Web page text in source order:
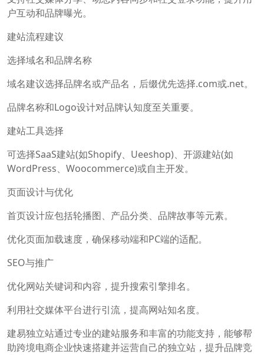
户互动和品牌曝光。
建站流程建议
选择域名和品牌名称
域名建议选择品牌名或产品名，后缀优先选择.com或.net。
品牌名称和Logo设计对品牌认知度至关重要。
建站工具选择
可选择SaaS建站(如Shopify、Ueeshop)、开源建站(如
WordPress、Woocommerce)或自主开发。
页面设计与优化
首页设计应包括轮播图、产品分类、品牌故事等元素。
优化页面加载速度，确保移动端和PC端的适配。
SEO与推广
优化网站关键词和内容，提升搜索引擎排名。
利用社交媒体平台进行引流，提高网站知名度。
建易独立站通过专业的建站服务和丰富的功能支持，能够帮
助跨境电商企业快速搭建并运营自己的独立站，提升品牌竞